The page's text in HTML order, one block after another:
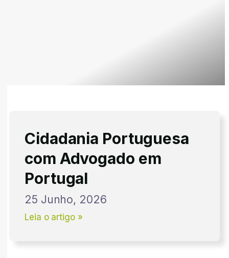
Cidadania Portuguesa
com Advogado em
Portugal
25 Junho, 2026
Leia o artigo »